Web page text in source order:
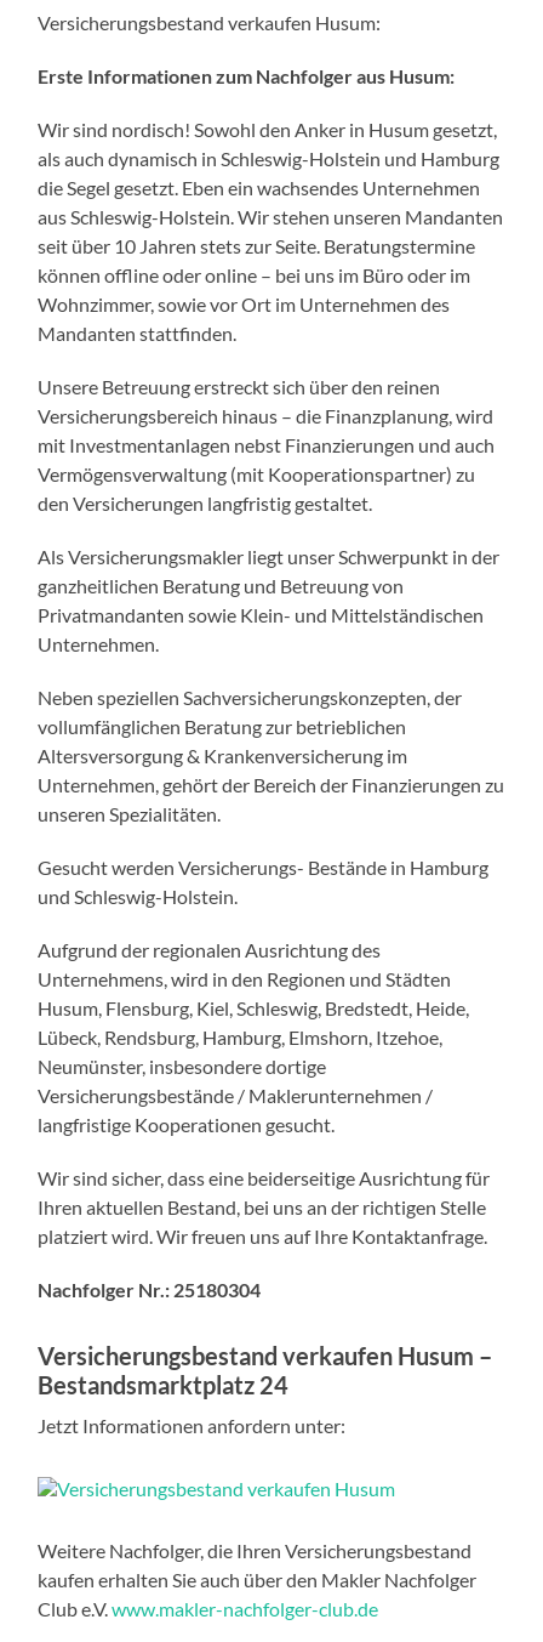
Versicherungsbestand verkaufen Husum:
Erste Informationen zum Nachfolger aus Husum:
Wir sind nordisch! Sowohl den Anker in Husum gesetzt,
als auch dynamisch in Schleswig-Holstein und Hamburg
die Segel gesetzt. Eben ein wachsendes Unternehmen
aus Schleswig-Holstein. Wir stehen unseren Mandanten
seit über 10 Jahren stets zur Seite. Beratungstermine
können offline oder online – bei uns im Büro oder im
Wohnzimmer, sowie vor Ort im Unternehmen des
Mandanten stattfinden.
Unsere Betreuung erstreckt sich über den reinen
Versicherungsbereich hinaus – die Finanzplanung, wird
mit Investmentanlagen nebst Finanzierungen und auch
Vermögensverwaltung (mit Kooperationspartner) zu
den Versicherungen langfristig gestaltet.
Als Versicherungsmakler liegt unser Schwerpunkt in der
ganzheitlichen Beratung und Betreuung von
Privatmandanten sowie Klein- und Mittelständischen
Unternehmen.
Neben speziellen Sachversicherungskonzepten, der
vollumfänglichen Beratung zur betrieblichen
Altersversorgung & Krankenversicherung im
Unternehmen, gehört der Bereich der Finanzierungen zu
unseren Spezialitäten.
Gesucht werden Versicherungs- Bestände in Hamburg
und Schleswig-Holstein.
Aufgrund der regionalen Ausrichtung des
Unternehmens, wird in den Regionen und Städten
Husum, Flensburg, Kiel, Schleswig, Bredstedt, Heide,
Lübeck, Rendsburg, Hamburg, Elmshorn, Itzehoe,
Neumünster, insbesondere dortige
Versicherungsbestände / Maklerunternehmen /
langfristige Kooperationen gesucht.
Wir sind sicher, dass eine beiderseitige Ausrichtung für
Ihren aktuellen Bestand, bei uns an der richtigen Stelle
platziert wird. Wir freuen uns auf Ihre Kontaktanfrage.
Nachfolger Nr.: 25180304
Versicherungsbestand verkaufen Husum –
Bestandsmarktplatz 24
Jetzt Informationen anfordern unter:
Weitere Nachfolger, die Ihren Versicherungsbestand
kaufen erhalten Sie auch über den Makler Nachfolger
Club e.V.www.makler-nachfolger-club.de